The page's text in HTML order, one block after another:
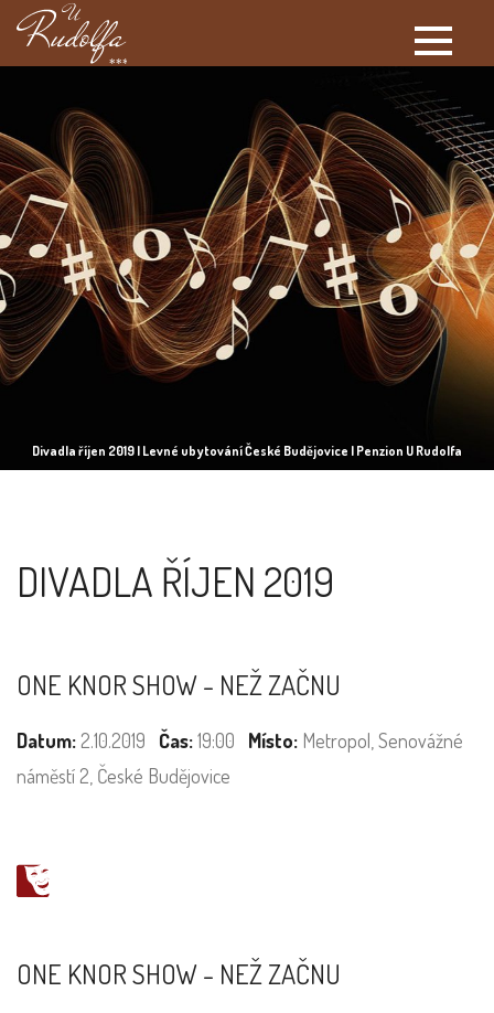
Divadla říjen 2019 | Levné ubytování České Budějovice | Penzion U Rudolfa
DIVADLA ŘÍJEN 2019
ONE KNOR SHOW - NEŽ ZAČNU
Datum: 2.10.2019 Čas:19:00 Místo: Metropol, Senovážné
náměstí 2, České Budějovice
ONE KNOR SHOW - NEŽ ZAČNU